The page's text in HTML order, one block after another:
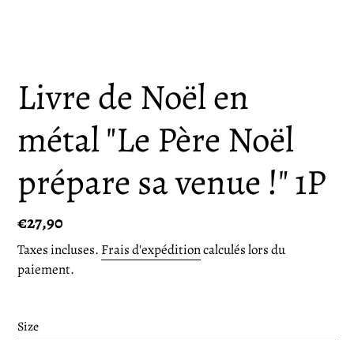
Livre de Noël en
métal "Le Père Noël
prépare sa venue !" 1P
Prix
normal
€27,90
Taxes incluses. Frais d'expéditioncalculés lors du
paiement.
Size